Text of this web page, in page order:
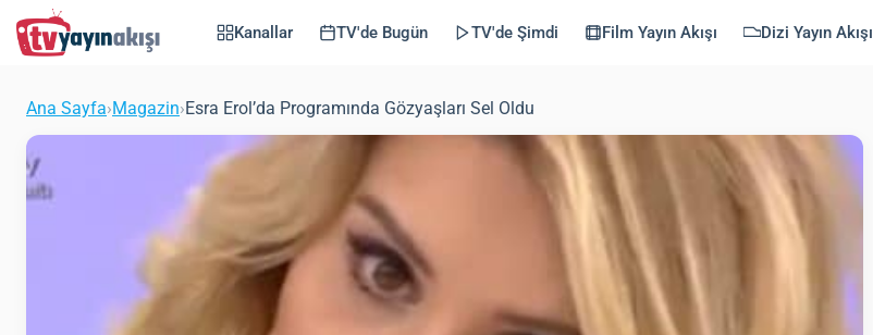
Kanallar TV'de Bugün TV'de Şimdi Film Yayın Akışı Dizi Yayın Akışı
Ana Sayfa›Magazin›Esra Erol’da Programında Gözyaşları Sel Oldu